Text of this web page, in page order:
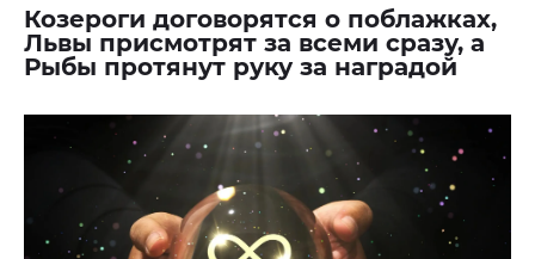
Козероги договорятся о поблажках,
Львы присмотрят за всеми сразу, а
Рыбы протянут руку за наградой